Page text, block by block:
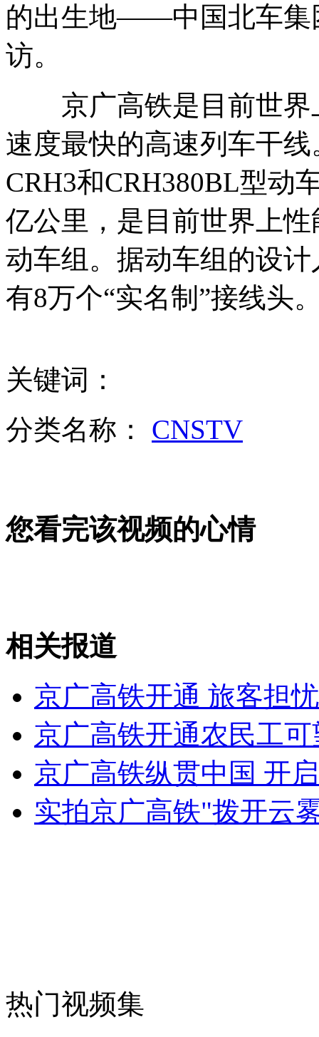
湄公河案二审糯康再次翻供 否认指挥策划
科学家：爱情让人产生类似吸毒的感觉
山西运城恶犬咬伤多人 警民合力深夜将其击毙
女孩北京地铁殴打老人 痛下狠手拳打脚踢
外交部：反对强权政治霸凌主义
外交部：有关国家言论片面不公正
纽约上演“枕头大战”
司机酒驾遇交警 急速倒车逃窜
的出生地——中国北车集
访。
京广高铁是目前世界
速度最快的高速列车干
CRH3和CRH380BL型动
亿公里，是目前世界上
动车组。据动车组的设
有8万个“实名制”接线头
关键词：
分类名称： CNSTV
您看完该视频的心情
相关报道
京广高铁开通 旅客担
京广高铁开通农民工
京广高铁纵贯中国 开
实拍京广高铁"拨开云
热门视频集